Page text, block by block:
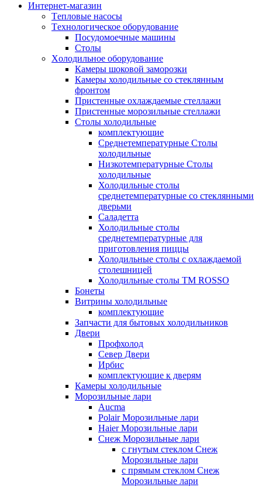
Интернет-магазин
Tепловые насосы
Tехнологическое оборудование
Посудомоечные машины
Столы
Xолодильное оборудование
Камеры шоковой заморозки
Камеры холодильные со стеклянным
фронтом
Пристенные охлаждаемые стеллажи
Пристенные морозильные стеллажи
Столы холодильные
комплектующие
Среднетемпературные Столы
холодильные
Низкотемпературные Столы
холодильные
Холодильные столы
среднетемпературные со стеклянными
дверьми
Саладетта
Холодильные столы
среднетемпературные для
приготовления пиццы
Холодильные столы с охлаждаемой
столешницей
Холодильные столы ТМ ROSSO
Бонеты
Витрины холодильные
комплектующие
Запчасти для бытовых холодильников
Двери
Профхолод
Север Двери
Ирбис
комплектующие к дверям
Камеры холодильные
Морозильные лари
Aucma
Polair Морозильные лари
Haier Морозильные лари
Снеж Морозильные лари
с гнутым стеклом Снеж
Морозильные лари
с прямым стеклом Снеж
Морозильные лари